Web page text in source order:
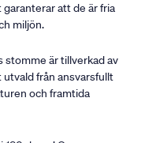
att de är fria
miljön.
stomme är tillverkad av
från ansvarsfullt
och framtida